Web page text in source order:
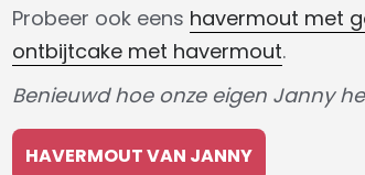
Probeer ook eens havermout met
ontbijtcake met havermout.
Benieuwd hoe onze eigen Janny
HAVERMOUT VAN JANNY